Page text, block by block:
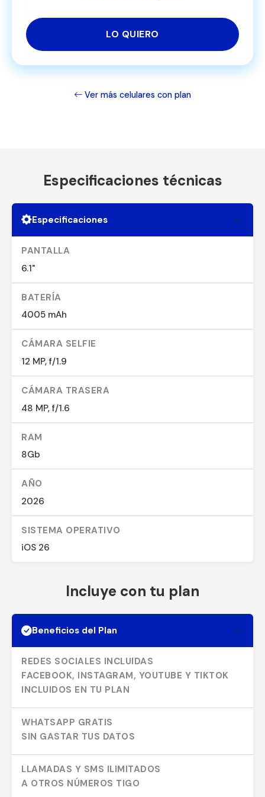
LO QUIERO
Ver más celulares con plan
Especificaciones técnicas
Especificaciones
PANTALLA
6.1"
BATERÍA
4005 mAh
CÁMARA SELFIE
12 MP, f/1.9
CÁMARA TRASERA
48 MP, f/1.6
RAM
8Gb
AÑO
2026
SISTEMA OPERATIVO
iOS 26
Incluye con tu plan
Beneficios del Plan
REDES SOCIALES INCLUIDAS
FACEBOOK, INSTAGRAM, YOUTUBE Y TIKTOK
INCLUIDOS EN TU PLAN
WHATSAPP GRATIS
SIN GASTAR TUS DATOS
LLAMADAS Y SMS ILIMITADOS
A OTROS NÚMEROS TIGO